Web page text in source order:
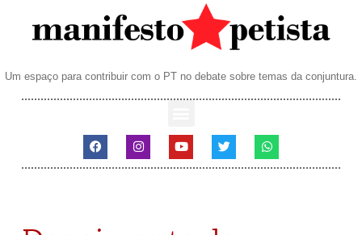
Um espaço para contribuir com o PT no debate sobre temas da conjuntura.